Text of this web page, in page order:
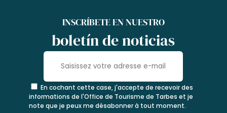
INSCRÍBETE EN NUESTRO
boletín de noticias
En cochant cette case, j'accepte de recevoir des
informations de l'Office de Tourisme de Tarbes et je
note que je peux me désabonner à tout moment.